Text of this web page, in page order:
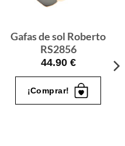
Gafas de sol Roberto
RS2856
44.90 €
¡Comprar!